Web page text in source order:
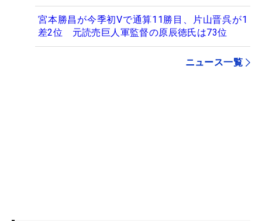
宮本勝昌が今季初Vで通算11勝目、片山晋呉が1
差2位 元読売巨人軍監督の原辰徳氏は73位
ニュース一覧